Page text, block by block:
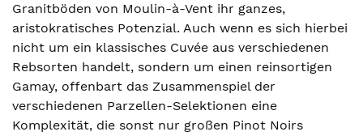
Granitböden von Moulin-à-Vent ihr ganzes,
aristokratisches Potenzial. Auch wenn es sich hierbei
nicht um ein klassisches Cuvée aus verschiedenen
Rebsorten handelt, sondern um einen reinsortigen
Gamay, offenbart das Zusammenspiel der
verschiedenen Parzellen-Selektionen eine
Komplexität, die sonst nur großen Pinot Noirs